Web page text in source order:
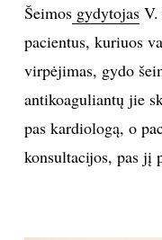
ŠeimosgydytojasV.
pacientus, kuriuos
virpėjimas, gydo
antikoaguliantų jie
pas kardiologą, o
konsultacijos, pas jį